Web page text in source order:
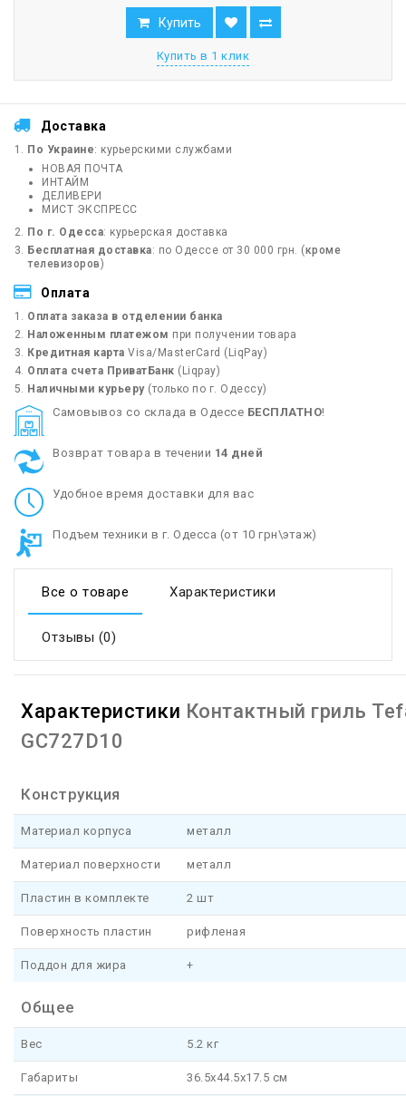
Купить
Купить в 1 клик
Доставка
По Украине: курьерскими службами
НОВАЯ ПОЧТА
ИНТАЙМ
ДЕЛИВЕРИ
МИСТ ЭКСПРЕСС
По г. Одесса: курьерская доставка
Бесплатная доставка: по Одессе от 30 000 грн. (кроме
телевизоров)
Оплата
Оплата заказа в отделении банка
Наложенным платежом при получении товара
Кредитная карта Visa/MasterCard (LiqPay)
Оплата счета ПриватБанк (Liqpay)
Наличными курьеру(только по г. Одессу)
Cамовывоз со склада в Одессе БЕСПЛАТНО!
Возврат товара в течении 14 дней
Удобное время доставки для вас
Подъем техники в г. Одесса (от 10 грн\этаж)
Все о товаре Характеристики
Отзывы (0)
Характеристики Контактный гриль
GC727D10
Конструкция
Материал корпуса металл
Материал поверхности металл
Пластин в комплекте 2 шт
Поверхность пластин рифленая
Поддон для жира +
Общее
Вес 5.2 кг
Габариты 36.5x44.5x17.5 см